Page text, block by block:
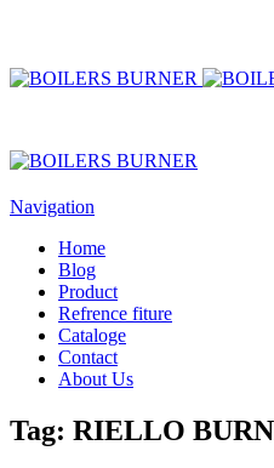
Navigation
Home
Blog
Product
Refrence fiture
Cataloge
Contact
About Us
Tag: RIELLO